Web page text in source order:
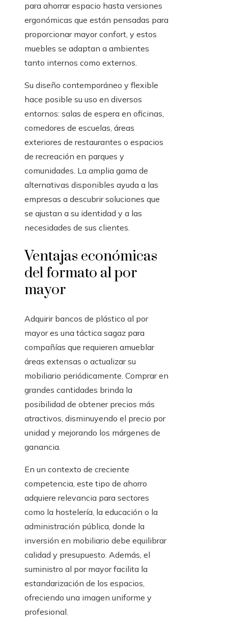
para ahorrar espacio hasta versiones
ergonómicas que están pensadas para
proporcionar mayor confort, y estos
muebles se adaptan a ambientes
tanto internos como externos.
Su diseño contemporáneo y flexible
hace posible su uso en diversos
entornos: salas de espera en oficinas,
comedores de escuelas, áreas
exteriores de restaurantes o espacios
de recreación en parques y
comunidades. La amplia gama de
alternativas disponibles ayuda a las
empresas a descubrir soluciones que
se ajustan a su identidad y a las
necesidades de sus clientes.
Ventajas económicas
del formato al por
mayor
Adquirir bancos de plástico al por
mayor es una táctica sagaz para
compañías que requieren amueblar
áreas extensas o actualizar su
mobiliario periódicamente. Comprar en
grandes cantidades brinda la
posibilidad de obtener precios más
atractivos, disminuyendo el precio por
unidad y mejorando los márgenes de
ganancia.
En un contexto de creciente
competencia, este tipo de ahorro
adquiere relevancia para sectores
como la hostelería, la educación o la
administración pública, donde la
inversión en mobiliario debe equilibrar
calidad y presupuesto. Además, el
suministro al por mayor facilita la
estandarización de los espacios,
ofreciendo una imagen uniforme y
profesional.